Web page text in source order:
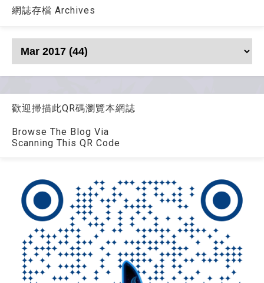
網誌存檔 Archives
歡迎掃描此QR碼瀏覽本網誌
Browse The Blog Via
Scanning This QR Code